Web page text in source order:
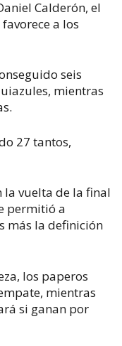
Calderón, el
a los
seis
mientras
27 tantos,
vuelta de la final
permitió a
más la definición
los paperos
mientras
si ganan por